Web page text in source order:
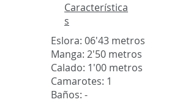
Característica
s
Eslora: 06'43 metros
Manga: 2'50 metros
Calado: 1'00 metros
Camarotes: 1
Baños: -